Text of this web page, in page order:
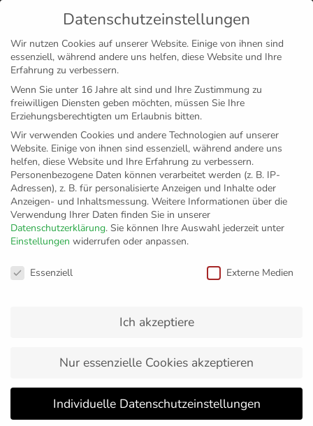
MENÜ
Disclaimer Impressum Datenschutz
„Individuell sind wir
VfB Friedrichshafen empfängt im ersten Halbfinalspiel
Datenschutzeinstellungen
Wir nutzen Cookies auf unserer Website. Einige von ihnen sind
essenziell, während andere uns helfen, diese Website und Ihre
Erfahrung zu verbessern.
Wenn Sie unter 16 Jahre alt sind und Ihre Zustimmung zu
freiwilligen Diensten geben möchten, müssen Sie Ihre
Erziehungsberechtigten um Erlaubnis bitten.
Wir verwenden Cookies und andere Technologien auf unserer
Website. Einige von ihnen sind essenziell, während andere uns
helfen, diese Website und Ihre Erfahrung zu verbessern.
Personenbezogene Daten können verarbeitet werden (z. B. IP-
Adressen), z. B. für personalisierte Anzeigen und Inhalte oder
Anzeigen- und Inhaltsmessung. Weitere Informationen über die
Verwendung Ihrer Daten finden Sie in unserer
Datenschutzerklärung. Sie können Ihre Auswahl jederzeit unter
Einstellungen widerrufen oder anpassen.
Datenschutzeinstellungen
Essenziell Externe Medien
Ich akzeptiere
Nur essenzielle Cookies akzeptieren
Individuelle Datenschutzeinstellungen